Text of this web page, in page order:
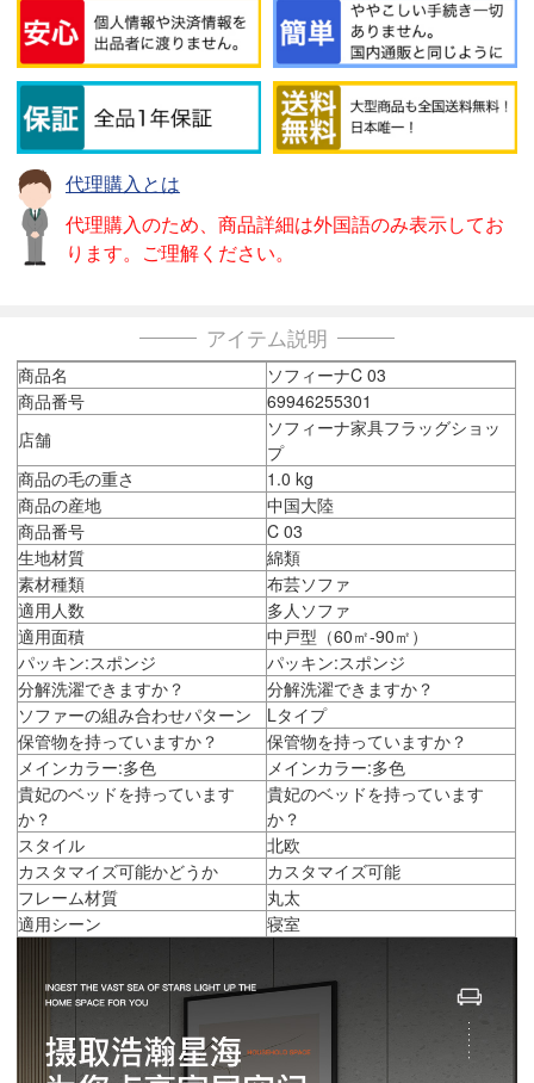
代理購入とは
代理購入のため、商品詳細は外国語のみ表示してお
ります。ご理解ください。
アイテム説明
商品名
ソフィーナC 03
商品番号
69946255301
店舗
ソフィーナ家具フラッグショッ
プ
商品の毛の重さ
1.0 kg
商品の産地
中国大陸
商品番号
C 03
生地材質
綿類
素材種類
布芸ソファ
適用人数
多人ソファ
適用面積
中戸型（60㎡-90㎡）
パッキン:スポンジ
パッキン:スポンジ
分解洗濯できますか？
分解洗濯できますか？
ソファーの組み合わせパターン
Lタイプ
保管物を持っていますか？
保管物を持っていますか？
メインカラー:多色
メインカラー:多色
貴妃のベッドを持っています
か？
貴妃のベッドを持っています
か？
スタイル
北欧
カスタマイズ可能かどうか
カスタマイズ可能
フレーム材質
丸太
適用シーン
寝室